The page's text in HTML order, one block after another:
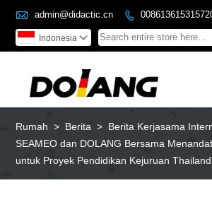
 admin@didactic.cn 
Indonesia 
Rumah > Berita > Berita Kerjasama
SEAMEO dan DOLANG Bersama
untuk Proyek Pendidikan Kejuruan Thailand